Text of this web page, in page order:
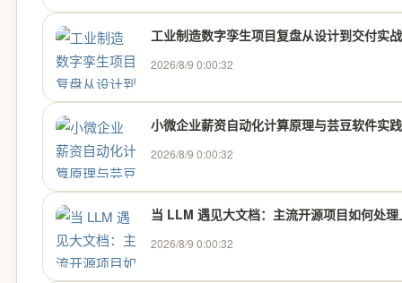
工业制造数字孪生项目复盘从设计到交付实战
2026/8/9 0:00:32
小微企业薪资自动化计算原理与芸豆软件实践
2026/8/9 0:00:32
当 LLM 遇见大文档：主流开源项目如何处
2026/8/9 0:00:32